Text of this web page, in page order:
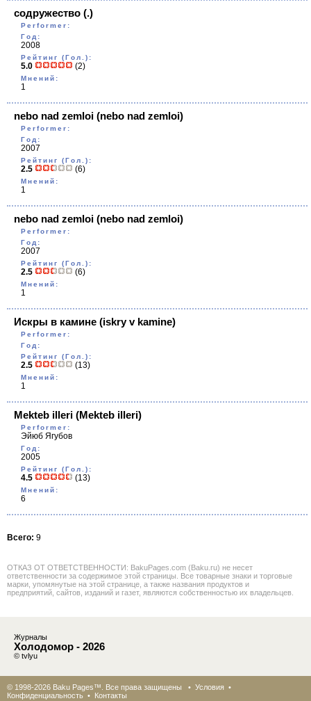
cодружество (.)
Performer:
Год:
2008
Рейтинг (Гол.):
5.0 (2)
Мнений:
1
nebo nad zemloi (nebo nad zemloi)
Performer:
Год:
2007
Рейтинг (Гол.):
2.5 (6)
Мнений:
1
nebo nad zemloi (nebo nad zemloi)
Performer:
Год:
2007
Рейтинг (Гол.):
2.5 (6)
Мнений:
1
Искры в камине (iskry v kamine)
Performer:
Год:
Рейтинг (Гол.):
2.5 (13)
Мнений:
1
Mekteb illeri (Mekteb illeri)
Performer:
Эйюб Ягубов
Год:
2005
Рейтинг (Гол.):
4.5 (13)
Мнений:
6
Всего: 9
ОТКАЗ ОТ ОТВЕТСТВЕННОСТИ: BakuPages.com (Baku.ru) не несет
ответственности за содержимое этой страницы. Все товарные знаки и торговые
марки, упомянутые на этой странице, а также названия продуктов и
предприятий, сайтов, изданий и газет, являются собственностью их владельцев.
Журналы
Холодомор - 2026
© tvlyu
© 1998-2026 Baku Pages™. Все права защищены • Условия •
Конфиденциальность • Контакты